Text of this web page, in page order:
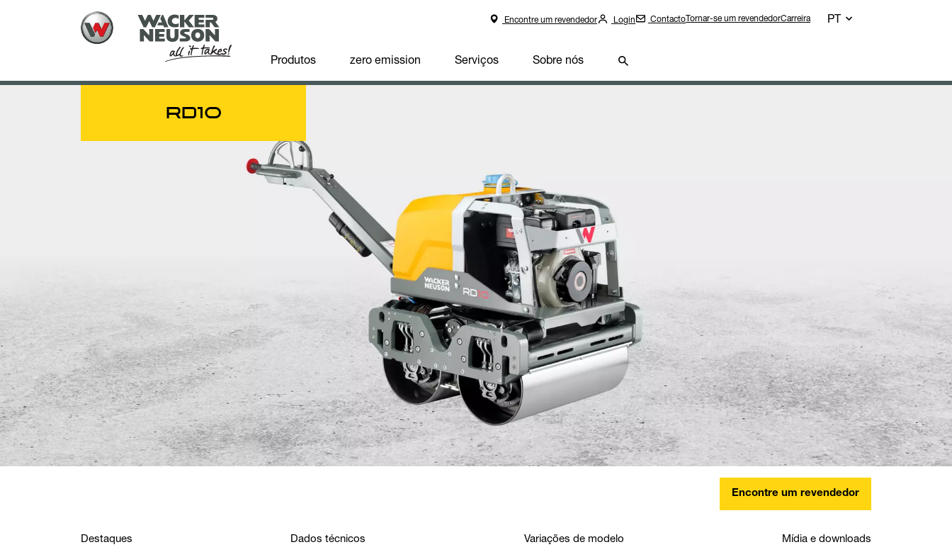
Encontre um revendedor Login ContactoTornar-se um revendedorCarreira PT
Produtos zero emission Serviços Sobre nós
RD10
Encontre um revendedor
Destaques Dados técnicos Variações de modelo Mídia e downloads